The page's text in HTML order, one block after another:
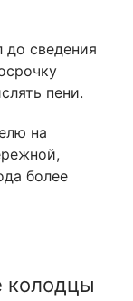
до сведения
пени.
на
более
колодцы